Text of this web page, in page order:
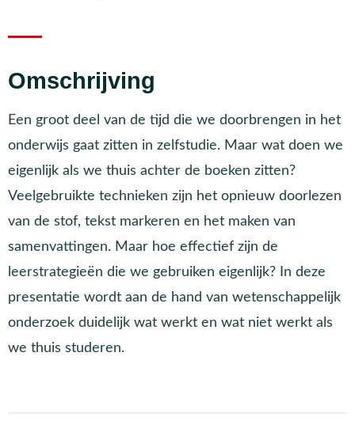
Omschrijving
Een groot deel van de tijd die we doorbrengen in het
onderwijs gaat zitten in zelfstudie. Maar wat doen we
eigenlijk als we thuis achter de boeken zitten?
Veelgebruikte technieken zijn het opnieuw doorlezen
van de stof, tekst markeren en het maken van
samenvattingen. Maar hoe effectief zijn de
leerstrategieën die we gebruiken eigenlijk? In deze
presentatie wordt aan de hand van wetenschappelijk
onderzoek duidelijk wat werkt en wat niet werkt als
we thuis studeren.